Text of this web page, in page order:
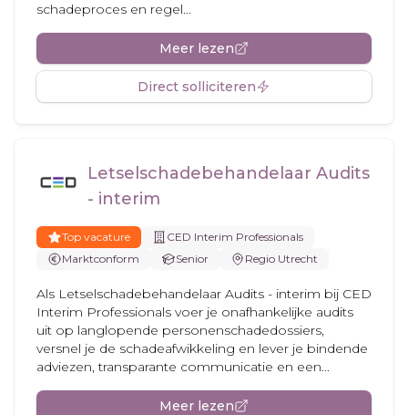
schadeproces en regel...
Meer lezen
Direct solliciteren
Letselschadebehandelaar Audits
- interim
Top vacature
CED Interim Professionals
Marktconform
Senior Regio Utrecht
Als Letselschadebehandelaar Audits - interim bij CED
Interim Professionals voer je onafhankelijke audits
uit op langlopende personenschadedossiers,
versnel je de schadeafwikkeling en lever je bindende
adviezen, transparante communicatie en een...
Meer lezen